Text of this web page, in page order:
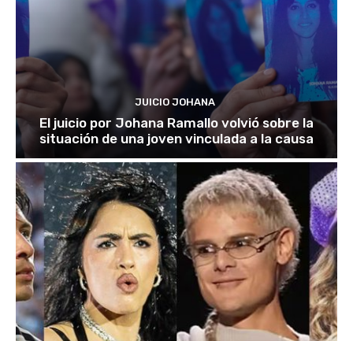
JUICIO JOHANA
El juicio por Johana Ramallo volvió sobre la
situación de una joven vinculada a la causa